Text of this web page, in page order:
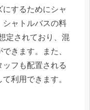
するためにシャ
シャトルバスの料
定されており、混
きます。また、
フも配置される
利用できます。